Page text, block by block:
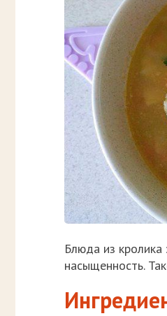
Блюда из кролика
насыщенность.